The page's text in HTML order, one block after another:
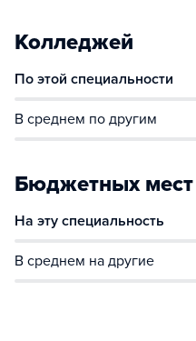
Колледжей
По этой специальности
В среднем по другим
Бюджетных мест
На эту специальность
В среднем на другие